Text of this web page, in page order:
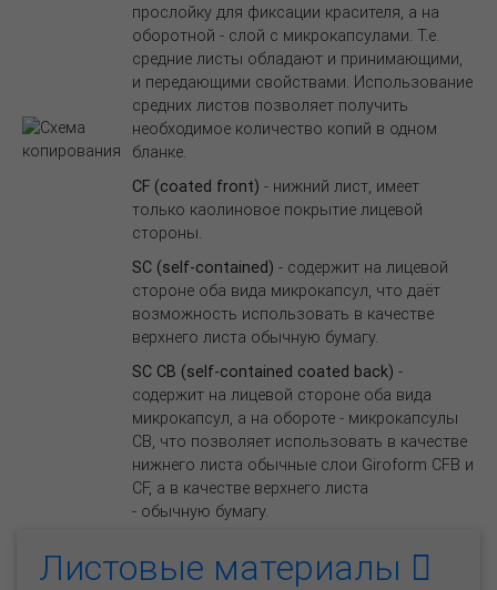
прослойку для фиксации красителя, а на
оборотной - слой с микрокапсулами. Т.е.
средние листы обладают и принимающими,
и передающими свойствами. Использование
средних листов позволяет получить
необходимое количество копий в одном
бланке.
CF (coated front) - нижний лист, имеет
только каолиновое покрытие лицевой
стороны.
SC (self-contained) - содержит на лицевой
стороне оба вида микрокапсул, что даёт
возможность использовать в качестве
верхнего листа обычную бумагу.
SC CB (self-contained coated back) -
содержит на лицевой стороне оба вида
микрокапсул, а на обороте - микрокапсулы
CB, что позволяет использовать в качестве
нижнего листа обычные слои Giroform CFB и
CF, а в качестве верхнего листа
- обычную бумагу.
Листовые материалы